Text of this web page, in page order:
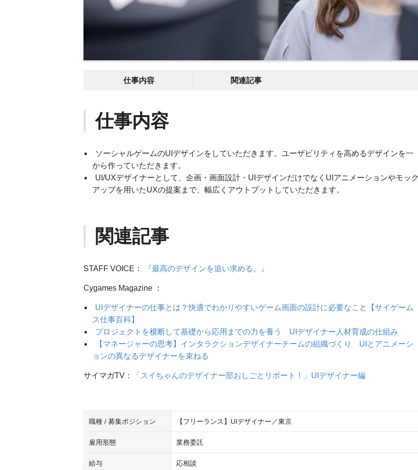
仕事内容 関連記事
仕事内容
ソーシャルゲームのUIデザインをしていただきます。ユーザビリティを高めるデザインを一
から作っていただきます。
UI/UXデザイナーとして、企画・画面設計・UIデザインだけでなくUIアニメーションやモック
アップを用いたUXの提案まで、幅広くアウトプットしていただきます。
関連記事
STAFF VOICE： 『最高のデザインを追い求める。』
Cygames Magazine ：
UIデザイナーの仕事とは？快適でわかりやすいゲーム画面の設計に必要なこと【サイゲーム
ス仕事百科】
プロジェクトを横断して基礎から応用までの力を養う UIデザイナー人材育成の仕組み
【マネージャーの思考】インタラクションデザイナーチームの組織づくり UIとアニメーシ
ョンの異なるデザイナーを束ねる
サイマガTV： 「スイちゃんのデザイナー部おしごとリポート！」UIデザイナー編
職種 / 募集ポジション 【フリーランス】UIデザイナー／東京
雇用形態 業務委託
給与 応相談